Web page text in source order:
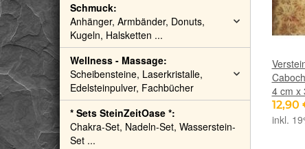
4 cm x
12,90
inkl.
Schmuck:
Anhänger, Armbänder, Donuts,
Kugeln, Halsketten ...
Wellness - Massage:
Scheibensteine, Laserkristalle,
Edelsteinpulver, Fachbücher
* Sets SteinZeitOase *:
Chakra-Set, Nadeln-Set, Wasserstein-
Set ...